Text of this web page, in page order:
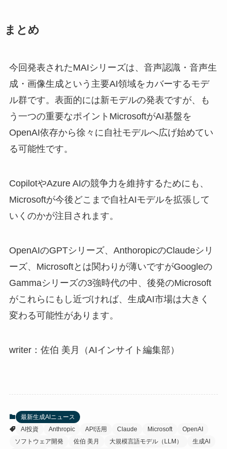
まとめ
今回発表されたMAIシリーズは、音声認識・音声生
成・画像生成という主要AI領域をカバーするモデ
ル群です。表面的には新モデルの発表ですが、も
う一つの重要なポイントMicrosoftがAI基盤を
OpenAI依存から徐々に自社モデルへ広げ始めてい
る可能性です。
CopilotやAzure AIの競争力を維持するためにも、
Microsoftが今後どこまで自社AIモデルを拡張して
いくのかが注目されます。
OpenAIのGPTシリーズ、AnthoropicのClaudeシリ
ーズ、Microsoftとは関わりが薄いですがGoogleの
Gammaシリーズの3強時代の中、後発のMicrosoft
がこれらにもし近づければ、生成AI市場は大きく
変わる可能性があります。
writer：佐伯 美月（AIインサイト編集部）
最新生成AIニュース
AI投資
Anthropic API活用 Claude Microsoft
OpenAI
ソフトウェア開発
佐伯 美月 大規模言語モデル（LLM）
生成AI